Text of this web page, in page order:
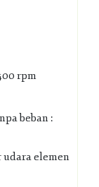
rpm
beban :
udara elemen